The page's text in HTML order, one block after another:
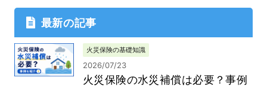
最新の記事
火災保険の基礎知識
2026/07/23
火災保険の水災補償は必要？事例